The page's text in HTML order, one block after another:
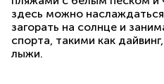
здесь можно
загорать на солнце и
спорта, такими как
лыжи.